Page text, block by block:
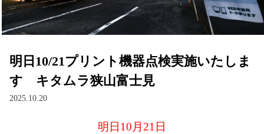
明日10/21プリント機器点検実施いたしま
す キタムラ狭山富士見
2025.10.20
明日10月21日